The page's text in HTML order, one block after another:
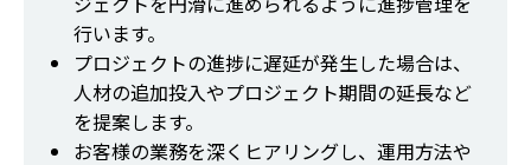
行います。
プロジェクトの進捗に遅延が発生した場合は、
人材の追加投入やプロジェクト期間の延長など
を提案します。
お客様の業務を深くヒアリングし、運用方法や